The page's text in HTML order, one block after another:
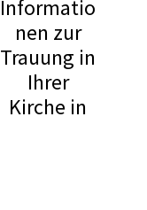
Informatio
nen zur
Trauung in
Ihrer
Kirche in